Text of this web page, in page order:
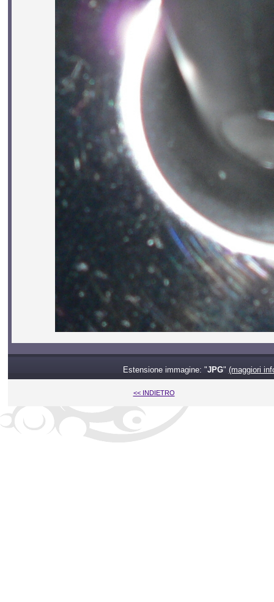
Estensione immagine: "JPG" (maggiori
<< INDIETRO